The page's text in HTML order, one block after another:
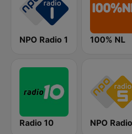
NPO Radio 1 100% NL
Radio 10